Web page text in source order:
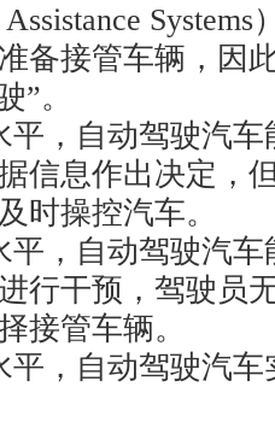
Assistance
备接管车辆，因
”。
，自动驾驶汽车
信息作出决定，
时操控汽车。
，自动驾驶汽车
行干预，驾驶员
接管车辆。
，自动驾驶汽车